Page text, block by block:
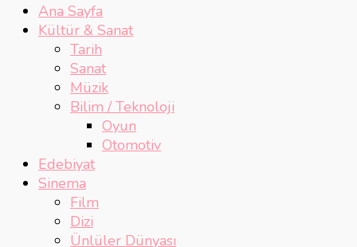
Ana Sayfa
Kültür & Sanat
Tarih
Sanat
Müzik
Bilim / Teknoloji
Oyun
Otomotiv
Edebiyat
Sinema
Film
Dizi
Ünlüler Dünyası